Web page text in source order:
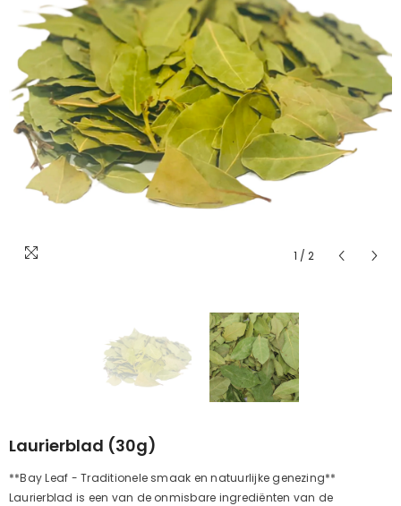
1 / 2
Laurierblad (30g)
**Bay Leaf - Traditionele smaak en natuurlijke genezing**
Laurierblad is een van de onmisbare ingrediënten van de